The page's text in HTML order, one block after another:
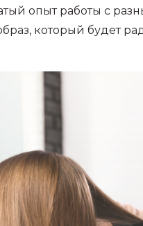
опыт работы с
который будет